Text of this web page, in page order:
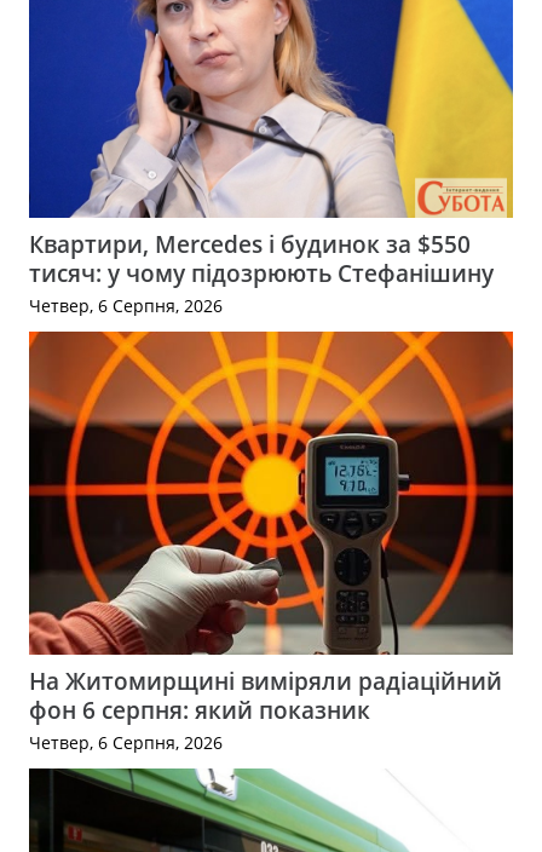
Квартири, Mercedes і будинок за $550
тисяч: у чому підозрюють Стефанішину
Четвер, 6 Серпня, 2026
На Житомирщині виміряли радіаційний
фон 6 серпня: який показник
Четвер, 6 Серпня, 2026